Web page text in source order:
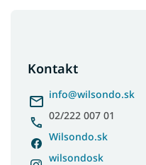
Kontakt
info@wilsondo.sk
02/222 007 01
Wilsondo.sk
wilsondosk